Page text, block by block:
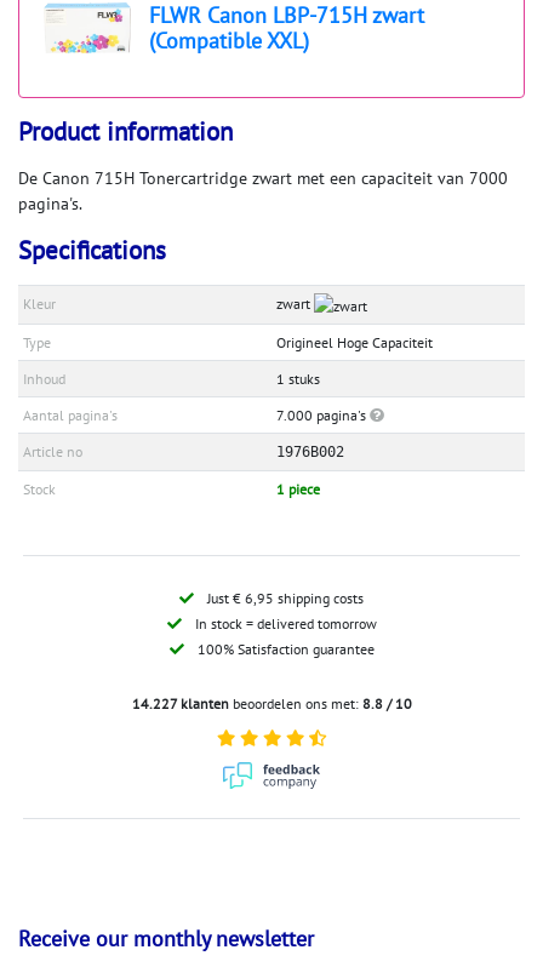
FLWR Canon LBP-715H zwart
(Compatible XXL)
Product information
De Canon 715H Tonercartridge zwart met een capaciteit van 7000
pagina's.
Specifications
Kleur zwart
Type
Origineel Hoge Capaciteit
Inhoud
1 stuks
Aantal pagina's
7.000 pagina's
Article no
1976B002
Stock 1 piece
Just € 6,95 shipping costs
In stock = delivered tomorrow
100% Satisfaction guarantee
14.227 klantenbeoordelen ons met: 8.8 / 10
Receive our monthly newsletter